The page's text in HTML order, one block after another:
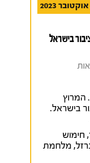
2023
בישראל
חדוה ורלה מזלי (2024). המרוץ
בישראל.
, חימוש
, מלחמת